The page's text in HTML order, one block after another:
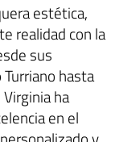
estética,
realidad con la
sus
hasta
ha
en el